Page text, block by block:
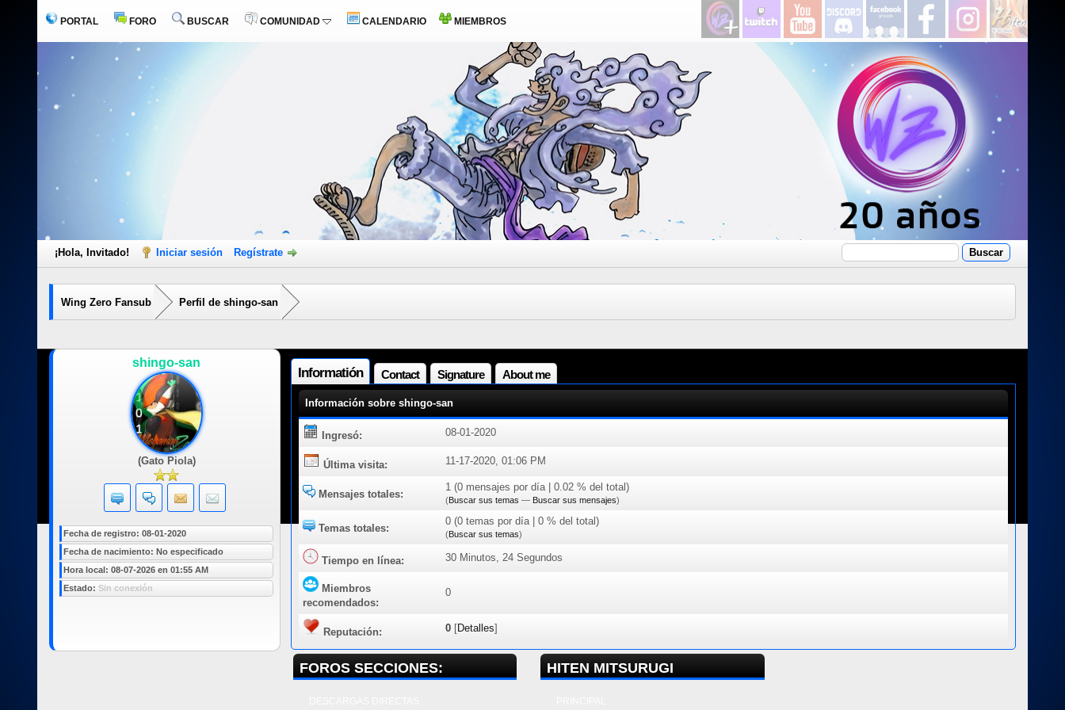
PORTAL FORO BUSCAR COMUNIDAD CALENDARIO MIEMBROS
¡Hola, Invitado! Iniciar sesión Regístrate
Wing Zero Fansub Perfil de shingo-san
shingo-san
(Gato Piola)
Fecha de registro: 08-01-2020
Fecha de nacimiento: No especificado
Hora local: 08-07-2026 en 01:55 AM
Estado:Sin conexión
Informatión Contact Signature About me
Información sobre shingo-san
Ingresó: 08-01-2020
Última visita: 11-17-2020, 01:06 PM
Mensajes totales:
1 (0 mensajes por día | 0.02 % del total)
(Buscar sus temas — Buscar sus mensajes)
Temas totales:
0 (0 temas por día | 0 % del total)
(Buscar sus temas)
Tiempo en línea: 30 Minutos, 24 Segundos
Miembros
recomendados:
0
Reputación: 0 [Detalles]
FOROS SECCIONES: HITEN MITSURUGI